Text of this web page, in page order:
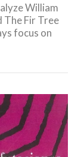
William
The Fir Tree
focus on